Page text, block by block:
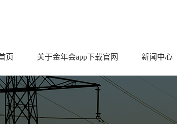
页 关于金年会app下载官网 新闻中心